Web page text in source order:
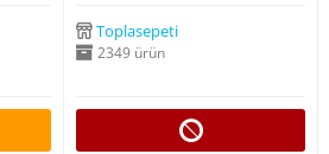
Toplasepeti
2349 ürün